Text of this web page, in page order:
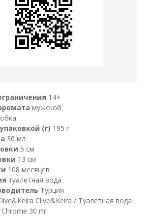
14+
мужской
(г) 195 г
30 мл
5 см
13 см
108 месяцев
туалетная вода
Турция
Clive&Keira / Туалетная вода
30 ml